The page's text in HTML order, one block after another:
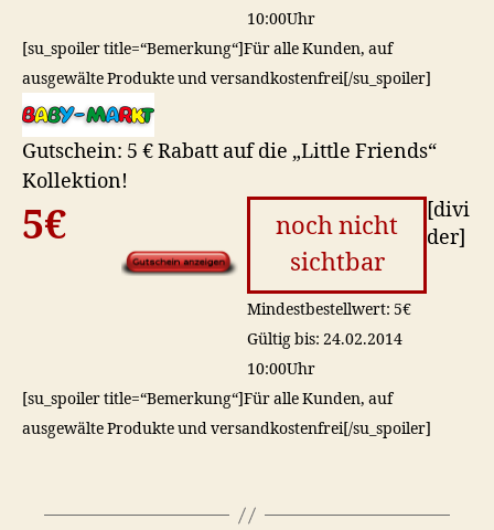
10:00Uhr
[su_spoiler title=“Bemerkung“]Für alle Kunden, auf
ausgewälte Produkte und versandkostenfrei[/su_spoiler]
Gutschein: 5 € Rabatt auf die „Little Friends“
Kollektion!
5€
noch nicht
sichtbar
Mindestbestellwert: 5€
Gültig bis: 24.02.2014
10:00Uhr
[su_spoiler title=“Bemerkung“]Für alle Kunden, auf
ausgewälte Produkte und versandkostenfrei[/su_spoiler]
[divi
der]